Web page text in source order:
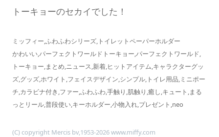
トーキョーのセカイでした！
ミッフィー,ふわふわシリーズ,トイレットペーパーホルダー
かわいい,パーフェクトワールドトーキョー,パーフェクトワールド,
トーキョー,まとめ,ニュース,新着,ヒットアイテム,キャラクターグッ
ズ,グッズ,ホワイト,フェイスデザイン,シンプル,トイレ用品,ミニポー
チ,カラビナ付き,ファー,ふわふわ,手触り,肌触り,癒し,キュート,まる
っとリール,普段使い,キーホルダー,小物入れ,プレゼント,neo
(C) copyright Mercis bv,1953-2026 www.miffy.com